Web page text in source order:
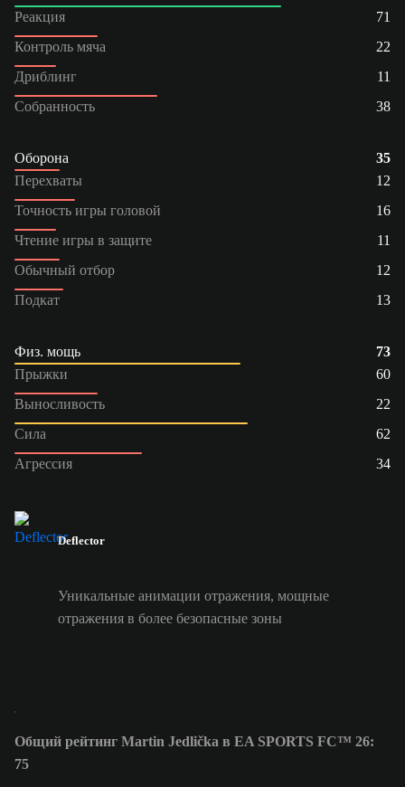
Реакция
71
Контроль мяча
22
Дриблинг
11
Собранность
38
Оборона
35
Перехваты
12
Точность игры головой
16
Чтение игры в защите
11
Обычный отбор
12
Подкат
13
Физ. мощь
73
Прыжки
60
Выносливость
22
Сила
62
Агрессия
34
Deflector
Уникальные анимации отражения, мощные
отражения в более безопасные зоны
Общий рейтинг Martin Jedlička в EA SPORTS FC™ 26:
75